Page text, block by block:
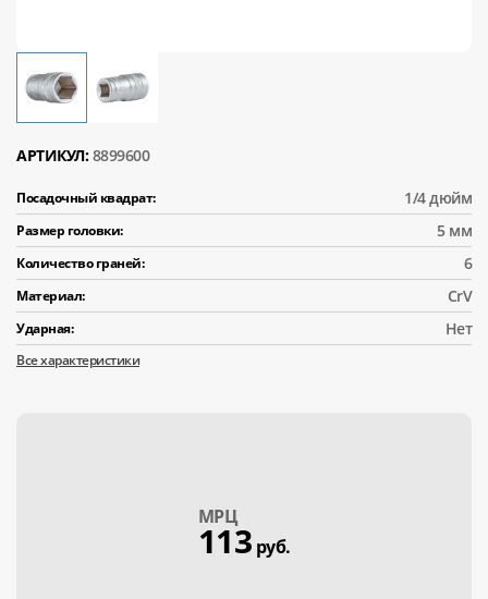
АРТИКУЛ: 8899600
Посадочный квадрат: 1/4 дюйм
Размер головки: 5 мм
Количество граней: 6
Материал: CrV
Ударная: Нет
Все характеристики
МPЦ
113 руб.